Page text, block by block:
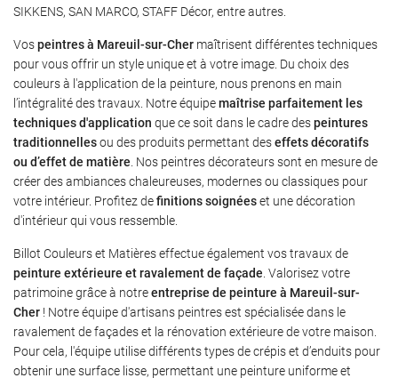
Une
SIKKENS, SAN MARCO, STAFF Décor, entre autres.
Vospeintres à Mareuil-sur-Cher maîtrisent différentes techniques
pour vous offrir un style unique et à votre image. Du choix des
couleurs à l'application de la peinture, nous prenons en main
l’intégralité des travaux. Notre équipemaîtrise parfaitement les
techniques d'application que ce soit dans le cadre despeintures
traditionnellesou des produits permettant deseffets décoratifs
ou d’effet de matière . Nos peintres décorateurs sont en mesure de
créer des ambiances chaleureuses, modernes ou classiques pour
votre intérieur. Profitez definitions soignéeset une décoration
d'intérieur qui vous ressemble.
Billot Couleurs et Matières effectue également vos travaux de
peinture extérieure et ravalement de façade . Valorisez votre
patrimoine grâce à notreentreprise de peinture à Mareuil-sur-
Cher ! Notre équipe d'artisans peintres est spécialisée dans le
ravalement de façades et la rénovation extérieure de votre maison.
Pour cela, l'équipe utilise différents types de crépis et d’enduits pour
obtenir une surface lisse, permettant une peinture uniforme et